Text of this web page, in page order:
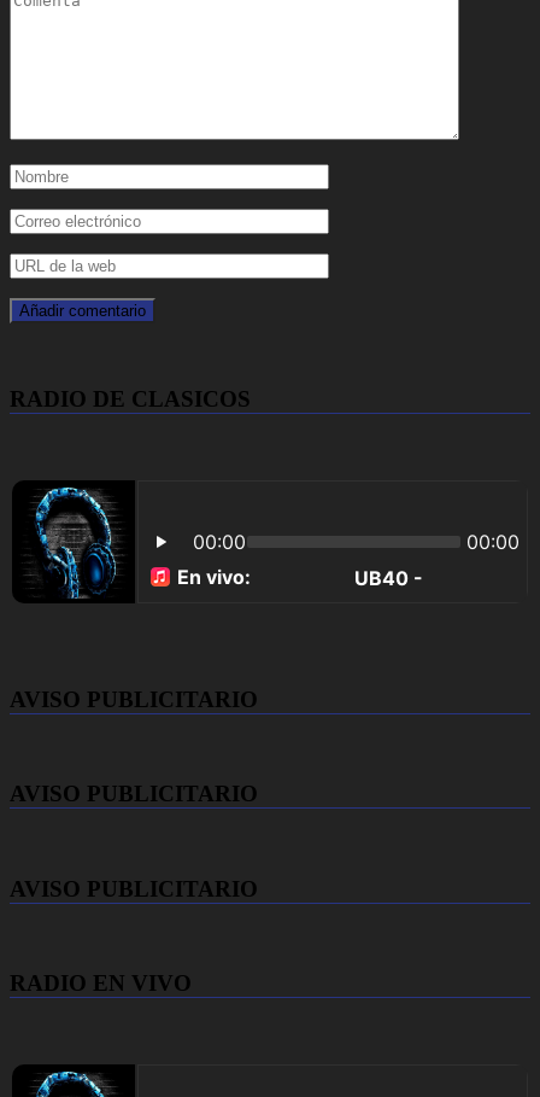
RADIO DE CLASICOS
AVISO PUBLICITARIO
AVISO PUBLICITARIO
AVISO PUBLICITARIO
RADIO EN VIVO